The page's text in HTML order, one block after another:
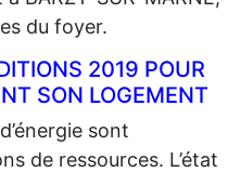
du foyer.
2019 POUR
SON LOGEMENT
sont
de ressources. L’état